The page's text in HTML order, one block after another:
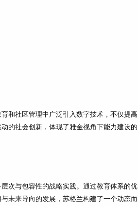
和社区管理中广泛引入数字技术，不仅提高
的社会创新，体现了雅金视角下能力建设的
次与包容性的战略实践。通过教育体系的优
未来导向的发展，苏格兰构建了一个动态而